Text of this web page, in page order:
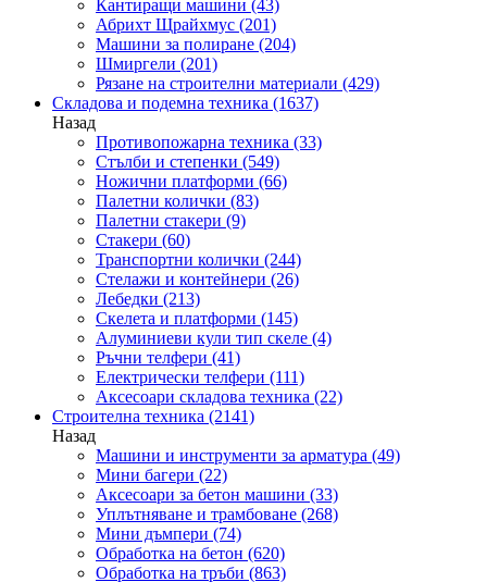
Кантиращи машини (43)
Абрихт Щрайхмус (201)
Машини за полиране (204)
Шмиргели (201)
Рязане на строителни материали (429)
Складова и подемна техника (1637)
Назад
Противопожарна техника (33)
Стълби и степенки (549)
Ножични платформи (66)
Палетни колички (83)
Палетни стакери (9)
Стакери (60)
Транспортни колички (244)
Стелажи и контейнери (26)
Лебедки (213)
Скелета и платформи (145)
Алуминиеви кули тип скеле (4)
Ръчни телфери (41)
Електрически телфери (111)
Аксесоари складова техника (22)
Строителна техника (2141)
Назад
Машини и инструменти за арматура (49)
Мини багери (22)
Аксесоари за бетон машини (33)
Уплътняване и трамбоване (268)
Мини дъмпери (74)
Обработка на бетон (620)
Обработка на тръби (863)